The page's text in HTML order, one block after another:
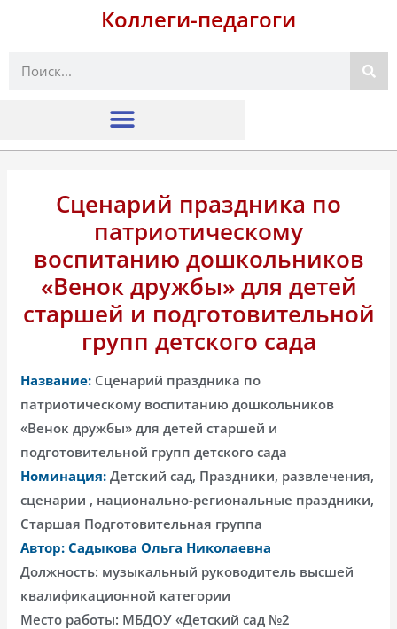
Коллеги-педагоги
Поиск
Сценарий праздника по
патриотическому
воспитанию дошкольников
«Венок дружбы» для детей
старшей и подготовительной
групп детского сада
Название: Сценарий праздника по
патриотическому воспитанию дошкольников
«Венок дружбы» для детей старшей и
подготовительной групп детского сада
Номинация: Детский сад, Праздники, развлечения,
сценарии , национально-региональные праздники,
Старшая Подготовительная группа
Автор: Садыкова Ольга Николаевна
Должность: музыкальный руководитель высшей
квалификационной категории
Место работы: МБДОУ «Детский сад №2